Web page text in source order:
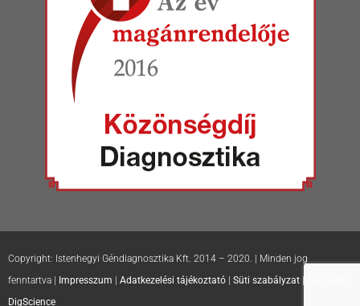
Copyright: Istenhegyi Géndiagnosztika Kft. 2014 – 2020. | Minden jog
fenntartva |
Impresszum Adatkezelési tájékoztató Süti szabályzat
DigScience